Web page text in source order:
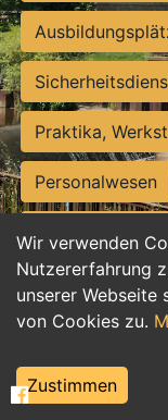
Wir verwenden
Nutzererfahrung
unserer Webseite
von Cookies zu.
Zustimmen
Praktika,
Personalwesen
Hilfskräfte,
Einkauf,
Weiterbildung,
Tourismus